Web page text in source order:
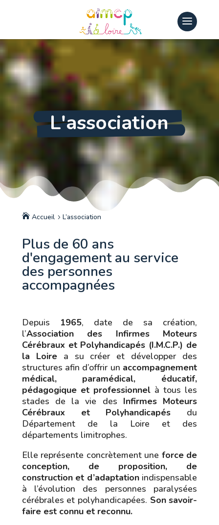
L'association
Accueil L’association
Plus de 60 ans
d'engagement au service
des personnes
accompagnées
Depuis 1965, date de sa création,
l’Association des Infirmes Moteurs
Cérébraux et Polyhandicapés (I.M.C.P.) de
la Loirea su créer et développer des
structures afin d’offrir un accompagnement
médical, paramédical, éducatif,
pédagogique et professionnelà tous les
stades de la vie des Infirmes Moteurs
Cérébraux et Polyhandicapés du
Département de la Loire et des
départements limitrophes.
Elle représente concrètement une force de
conception, de proposition, de
construction et d’adaptationindispensable
à l’évolution des personnes paralysées
cérébrales et polyhandicapées. Son savoir-
faire est connu et reconnu.